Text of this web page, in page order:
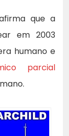
que a
em 2003
humano e
parcial